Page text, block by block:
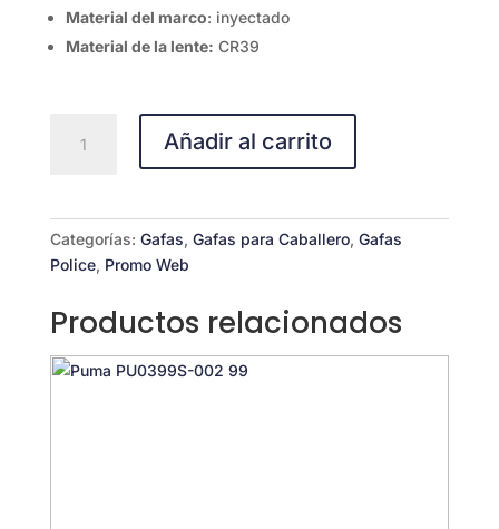
Material del marco: inyectado
Material de la lente: CR39
SPLP56
Añadir al carrito
Categorías: Gafas, Gafas para Caballero, Gafas
Police, Promo Web
Productos relacionados